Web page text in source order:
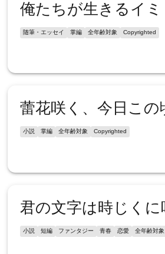
俺たちが生きるイミ
随筆・エッセイ 掌編 全年齢対象 Copyrighted
蕾花咲く、今日この
小説 掌編 全年齢対象 Copyrighted
君の文字は時じくに
小説 短編 ファンタジー 青春 恋愛 全年齢対象